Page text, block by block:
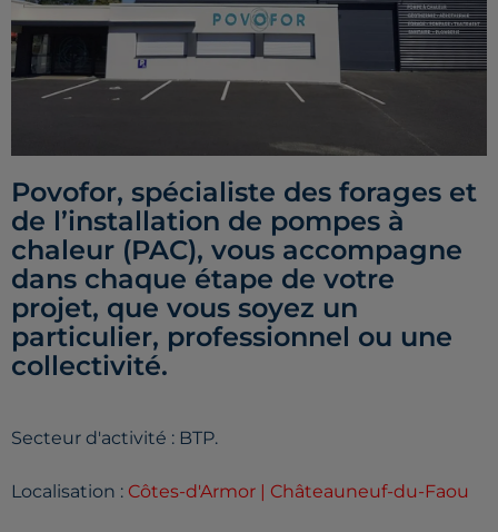
Povofor, spécialiste des forages et
de l’installation de pompes à
chaleur (PAC), vous accompagne
dans chaque étape de votre
projet, que vous soyez un
particulier, professionnel ou une
collectivité.
Secteur d'activité : BTP.
Localisation : Côtes-d'Armor | Châteauneuf-du-Faou